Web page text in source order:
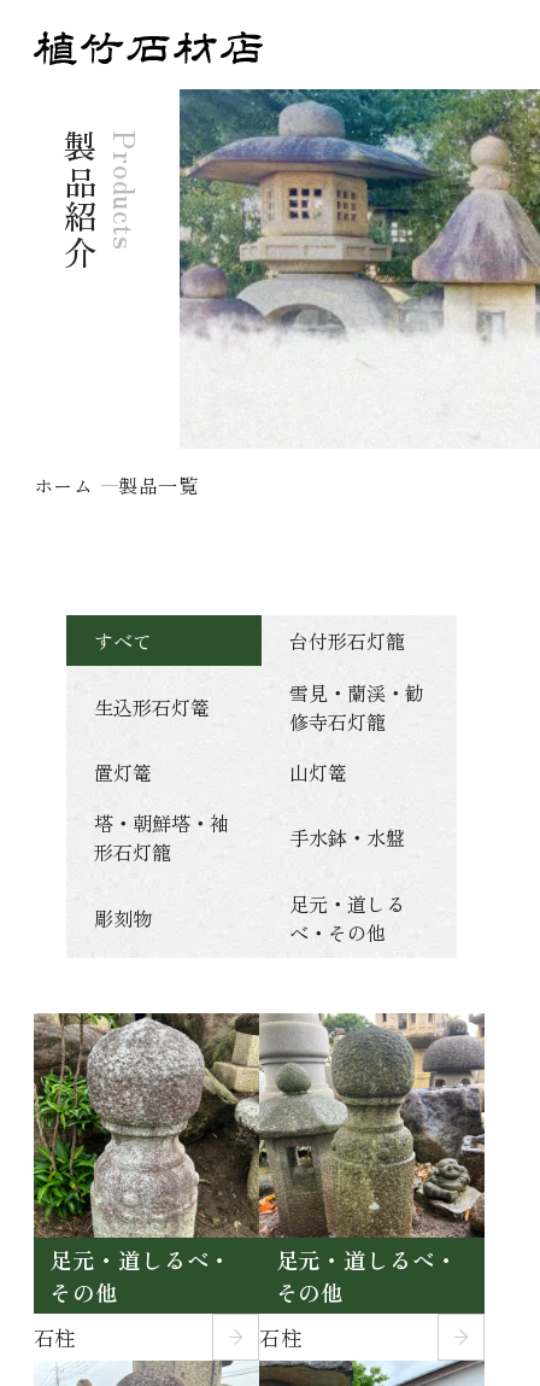
Products
製品紹介
ホーム 製品一覧
すべて 台付形石灯籠
生込形石灯篭
雪見・蘭渓・勧
修寺石灯籠
置灯篭
山灯篭
塔・朝鮮塔・袖
形石灯籠
手水鉢・水盤
彫刻物
足元・道しる
べ・その他
足元・道しるべ・
その他
石柱
足元・道しるべ・
その他
石柱